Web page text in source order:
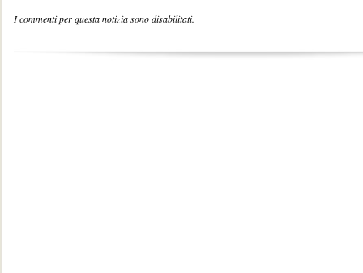
I commenti per questa notizia sono disabilitati.